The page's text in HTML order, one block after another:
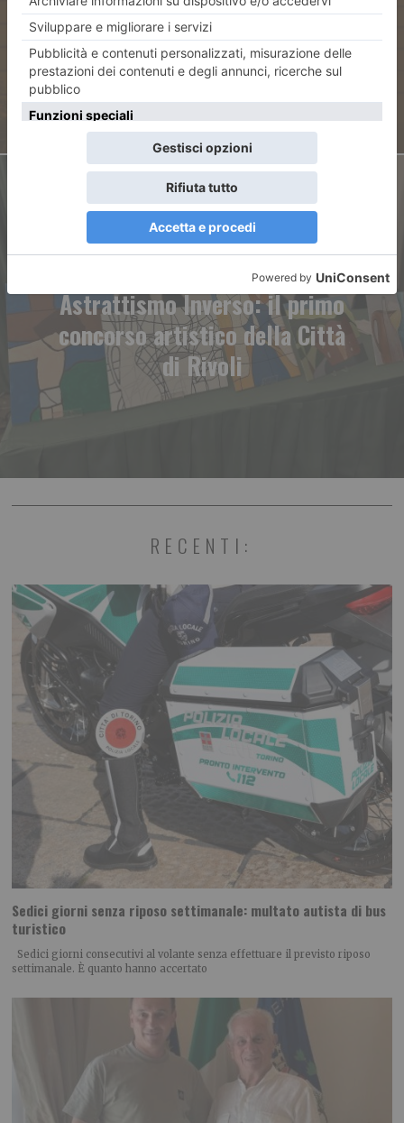
Che storia i caffè di Torino!
Astrattismo Inverso: il primo
concorso artistico della Città
di Rivoli
RECENTI:
Sedici giorni senza riposo settimanale: multato autista di bus
turistico
Sedici giorni consecutivi al volante senza effettuare il previsto riposo
settimanale. È quanto hanno accertato